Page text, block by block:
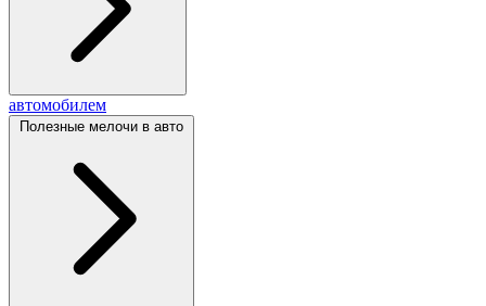
автомобилем
Полезные мелочи в авто